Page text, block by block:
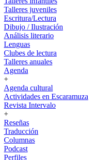
Talleres juveniles
Escritura/Lectura
Dibujo / Ilustración
Análisis literario
Lenguas
Clubes de lectura
Talleres anuales
Agenda
+
Agenda cultural
Actividades en Escaramuza
Revista Intervalo
+
Reseñas
Traducción
Columnas
Podcast
Perfiles